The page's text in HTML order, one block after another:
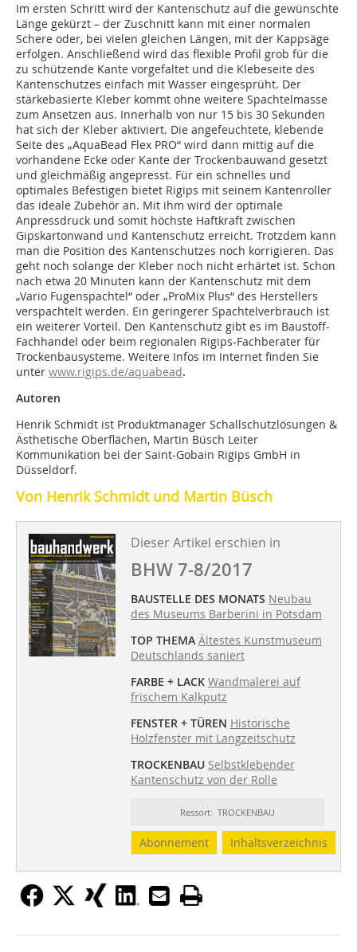
Im ersten Schritt wird der Kantenschutz auf die gewünschte
Länge gekürzt – der Zuschnitt kann mit einer normalen
Schere oder, bei vielen gleichen Längen, mit der Kappsäge
erfolgen. Anschließend wird das flexible Profil grob für die
zu schützende Kante vorgefaltet und die Klebeseite des
Kantenschutzes einfach mit Wasser eingesprüht. Der
stärkebasierte Kleber kommt ohne weitere Spachtelmasse
zum Ansetzen aus. Innerhalb von nur 15 bis 30 Sekunden
hat sich der Kleber aktiviert. Die angefeuchtete, klebende
Seite des „AquaBead Flex PRO“ wird dann mittig auf die
vorhandene Ecke oder Kante der Trockenbauwand gesetzt
und gleichmäßig angepresst. Für ein schnelles und
optimales Befestigen bietet Rigips mit seinem Kantenroller
das ideale Zubehör an. Mit ihm wird der optimale
Anpressdruck und somit höchste Haftkraft zwischen
Gipskartonwand und Kantenschutz erreicht. Trotzdem kann
man die Position des Kantenschutzes noch korrigieren. Das
geht noch solange der Kleber noch nicht erhärtet ist. Schon
nach etwa 20 Minuten kann der Kantenschutz mit dem
„Vario Fugenspachtel“ oder „ProMix Plus“ des Herstellers
verspachtelt werden. Ein geringerer Spachtelverbrauch ist
ein weiterer Vorteil. Den Kantenschutz gibt es im Baustoff-
Fachhandel oder beim regionalen Rigips-Fachberater für
Trockenbausysteme. Weitere Infos im Internet finden Sie
unter www.rigips.de/aquabead.
Autoren
Henrik Schmidt ist Produktmanager Schallschutzlösungen &
Ästhetische Oberflächen, Martin Büsch Leiter
Kommunikation bei der Saint-Gobain Rigips GmbH in
Düsseldorf.
Von Henrik Schmidt und Martin Büsch
Dieser Artikel erschien in
BHW 7-8/2017
BAUSTELLE DES MONATS Neubau
des Museums Barberini in Potsdam
TOP THEMA Ältestes Kunstmuseum
Deutschlands saniert
FARBE + LACK Wandmalerei auf
frischem Kalkputz
FENSTER + TÜREN Historische
Holzfenster mit Langzeitschutz
TROCKENBAU Selbstklebender
Kantenschutz von der Rolle
Ressort: TROCKENBAU
Abonnement Inhaltsverzeichnis